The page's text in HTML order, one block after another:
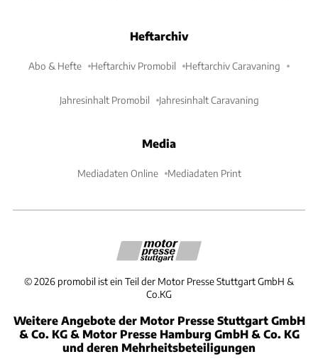
Heftarchiv
Abo & Hefte Heftarchiv Promobil Heftarchiv Caravaning
Jahresinhalt Promobil Jahresinhalt Caravaning
Media
Mediadaten Online Mediadaten Print
©2026 promobil ist ein Teil der Motor Presse Stuttgart GmbH &
Co.KG
Weitere Angebote der Motor Presse Stuttgart GmbH
& Co. KG & Motor Presse Hamburg GmbH & Co. KG
und deren Mehrheitsbeteiligungen